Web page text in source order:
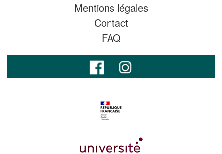
Mentions légales
Contact
FAQ